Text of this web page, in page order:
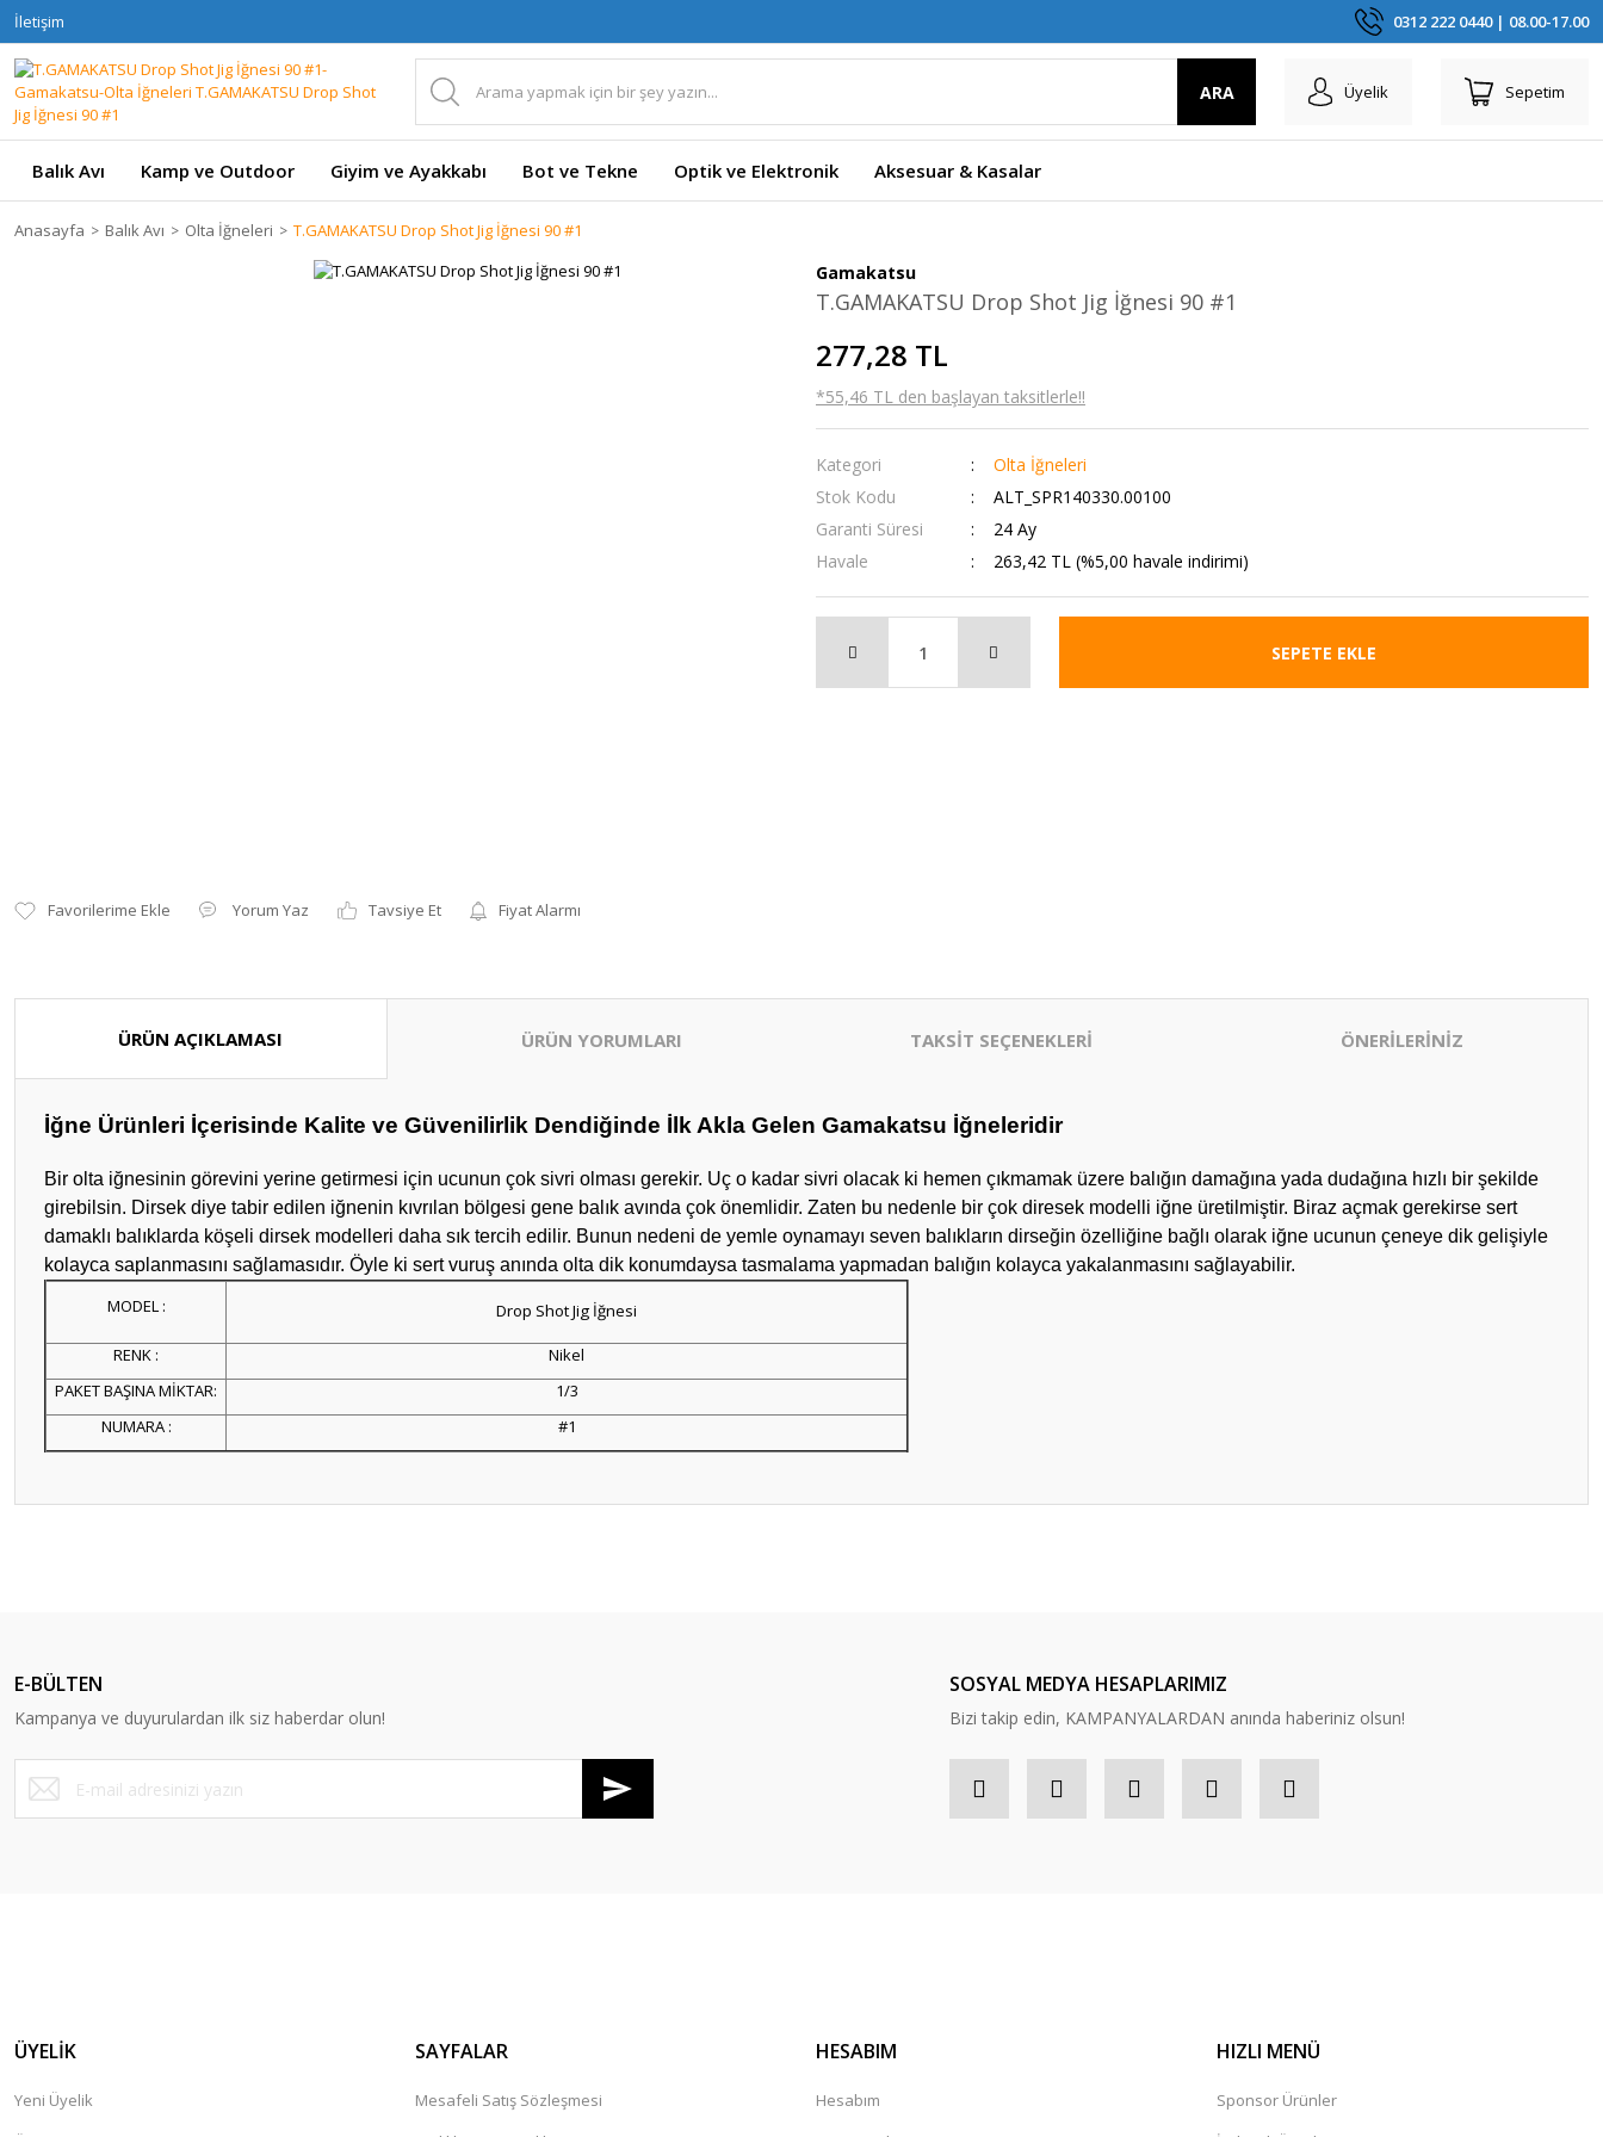
İletişim 0312 222 0440 | 08.00-17.00
ARA Üyelik Sepetim
Balık Avı Kamp ve Outdoor Giyim ve Ayakkabı Bot ve Tekne Optik ve Elektronik Aksesuar & Kasalar
Anasayfa Balık Avı Olta İğneleri T.GAMAKATSU Drop Shot Jig İğnesi 90 #1
Yorum Yaz Tavsiye Et Fiyat Alarmı
Gamakatsu
T.GAMAKATSU Drop Shot Jig İğnesi 90 #1
277,28 TL
*55,46 TL den başlayan taksitlerle!!
Kategori
Olta İğneleri
Stok Kodu
ALT_SPR140330.00100
Garanti Süresi
24 Ay
Havale
263,42 TL (%5,00 havale indirimi)
SEPETE EKLE
ÜRÜN AÇIKLAMASI ÜRÜN YORUMLARI TAKSİT SEÇENEKLERİ ÖNERİLERİNİZ
İğne Ürünleri İçerisinde Kalite ve Güvenilirlik Dendiğinde İlk Akla Gelen Gamakatsu İğneleridir
Bir olta iğnesinin görevini yerine getirmesi için ucunun çok sivri olması gerekir. Uç o kadar sivri olacak ki hemen çıkmamak üzere balığın damağına yada dudağına hızlı bir şekilde
girebilsin. Dirsek diye tabir edilen iğnenin kıvrılan bölgesi gene balık avında çok önemlidir. Zaten bu nedenle bir çok diresek modelli iğne üretilmiştir. Biraz açmak gerekirse sert
damaklı balıklarda köşeli dirsek modelleri daha sık tercih edilir. Bunun nedeni de yemle oynamayı seven balıkların dirseğin özelliğine bağlı olarak iğne ucunun çeneye dik gelişiyle
kolayca saplanmasını sağlamasıdır. Öyle ki sert vuruş anında olta dik konumdaysa tasmalama yapmadan balığın kolayca yakalanmasını sağlayabilir.
MODEL : Drop Shot Jig İğnesi
RENK :
Nikel
PAKET BAŞINA MİKTAR:
1/3
NUMARA :
#1
Ürün bilgilerinde hatalar bulunuyor.
Ürün fiyatı diğer sitelerden daha pahalı.
Bu ürüne benzer farklı alternatifler olmalı.
E-BÜLTEN
Kampanya ve duyurulardan ilk siz haberdar olun!
SOSYAL MEDYA HESAPLARIMIZ
Bizi takip edin, KAMPANYALARDAN anında haberiniz olsun!
ÜYELİK
Yeni Üyelik
SAYFALAR
Mesafeli Satış Sözleşmesi
HESABIM
Hesabım
HIZLI MENÜ
Sponsor Ürünler